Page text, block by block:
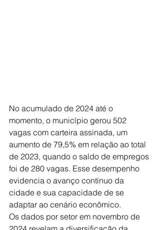
No acumulado de 2024 até o
momento, o município gerou 502
vagas com carteira assinada, um
aumento de 79,5% em relação ao total
de 2023, quando o saldo de empregos
foi de 280 vagas. Esse desempenho
evidencia o avanço contínuo da
cidade e sua capacidade de se
adaptar ao cenário econômico.
Os dados por setor em novembro de